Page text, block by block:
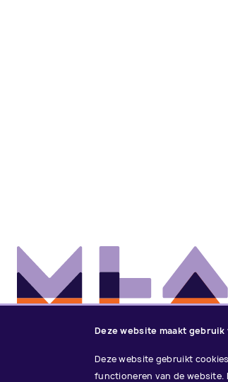
Deze website maakt gebruik
Deze website gebruikt
functioneren van de website.